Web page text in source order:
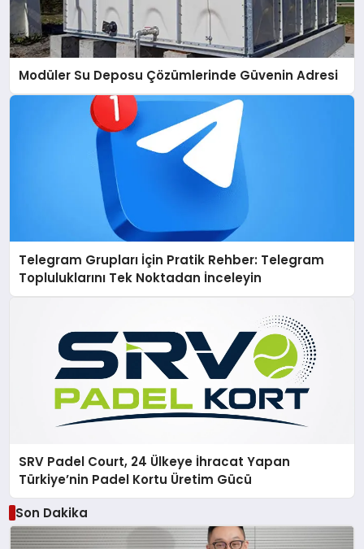
Modüler Su Deposu Çözümlerinde Güvenin Adresi
Telegram Grupları İçin Pratik Rehber: Telegram
Topluluklarını Tek Noktadan İnceleyin
SRV Padel Court, 24 Ülkeye İhracat Yapan
Türkiye’nin Padel Kortu Üretim Gücü
Son Dakika